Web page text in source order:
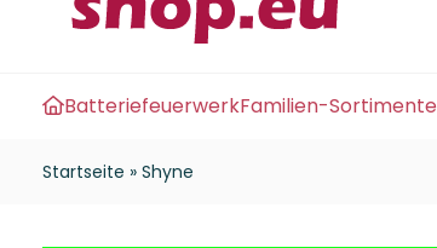
BatteriefeuerwerkFamilien-Sortimente
Startseite » Shyne